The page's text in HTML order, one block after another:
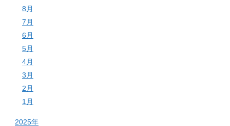
8月
7月
6月
5月
4月
3月
2月
1月
2025年